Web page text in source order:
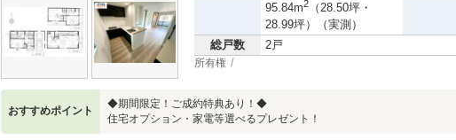
95.84m2
（28.50坪・
28.99坪）（実測）
総戸数
2戸
所有権
おすすめポイント
◆期間限定！ご成約特典あり！◆
住宅オプション・家電等選べるプレゼント！